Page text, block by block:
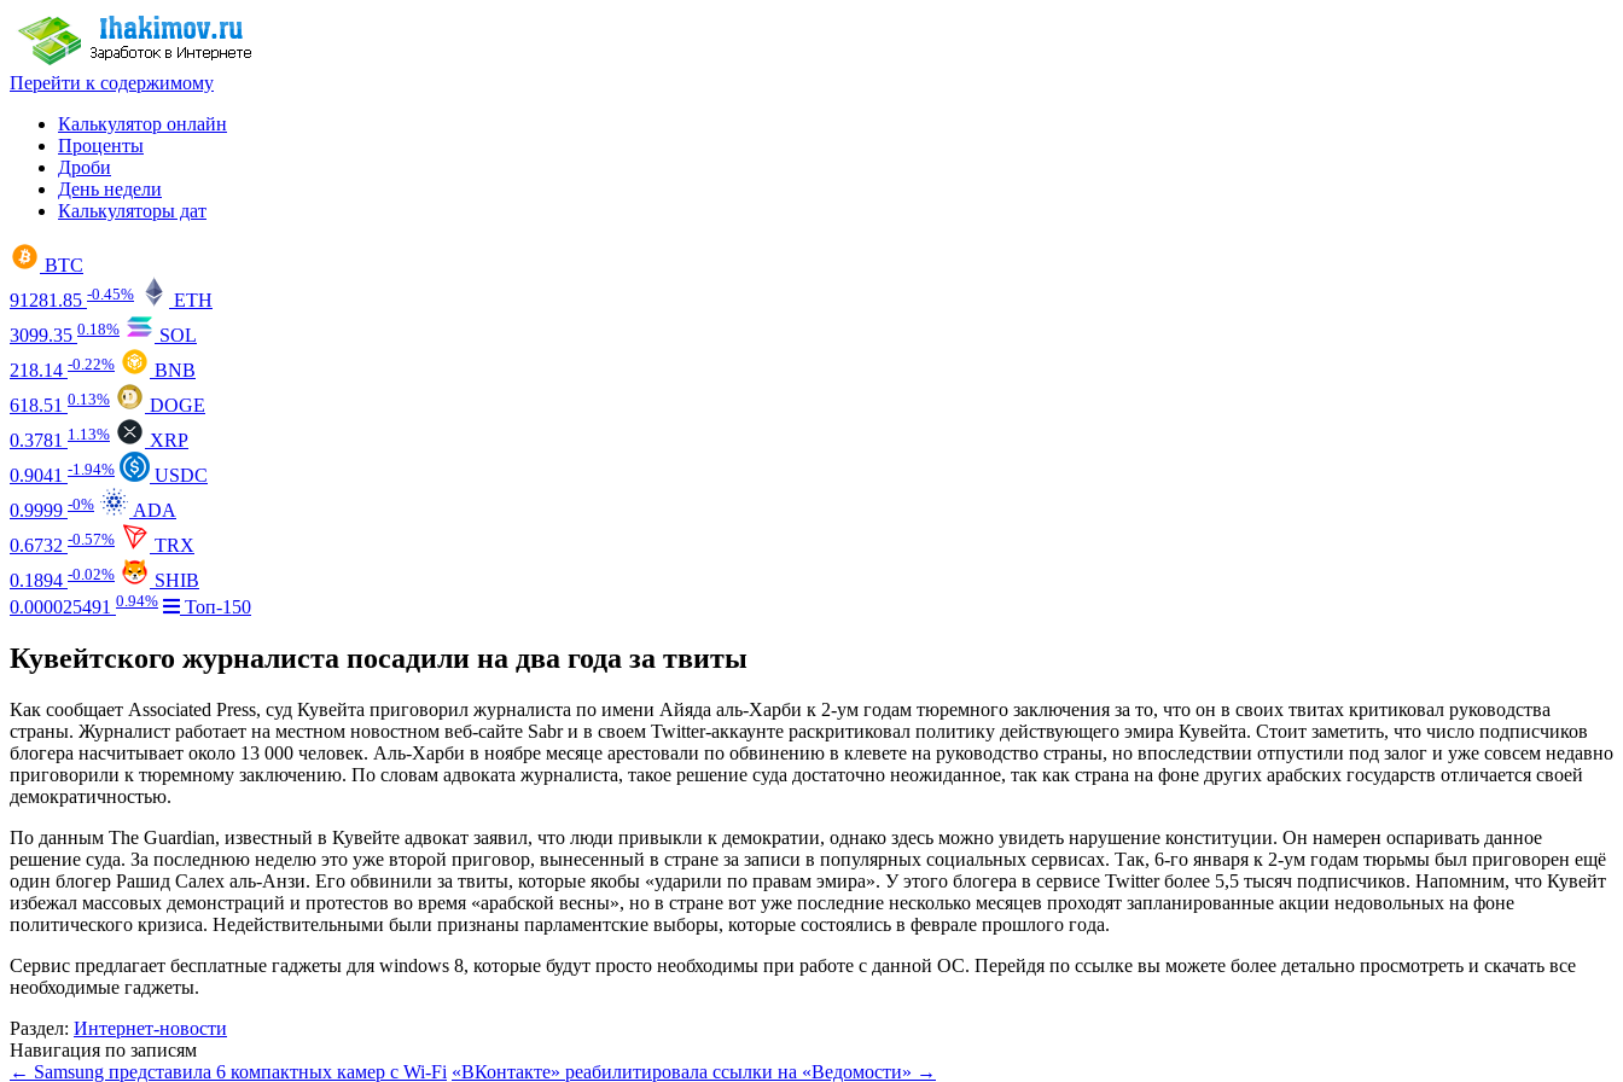
Перейти к содержимому
Калькулятор онлайн
Проценты
Дроби
День недели
Калькуляторы дат
BTC
91281.85 -0.45%
ETH
3099.35 0.18%
SOL
218.14 -0.22%
BNB
618.51 0.13%
DOGE
0.3781 1.13%
XRP
0.9041 -1.94%
USDC
0.9999 -0%
ADA
0.6732 -0.57%
TRX
0.1894 -0.02%
SHIB
0.000025491 0.94% Топ-150
Кувейтского журналиста посадили на два года за твиты
Как сообщает Associated Press, суд Кувейта приговорил журналиста по имени Айяда аль-Харби к 2-ум годам тюремного заключения за то, что он в своих твитах критиковал руководства
страны. Журналист работает на местном новостном веб-сайте Sabr и в своем Twitter-аккаунте раскритиковал политику действующего эмира Кувейта. Стоит заметить, что число подписчиков
блогера насчитывает около 13 000 человек. Аль-Харби в ноябре месяце арестовали по обвинению в клевете на руководство страны, но впоследствии отпустили под залог и уже совсем недавно
приговорили к тюремному заключению. По словам адвоката журналиста, такое решение суда достаточно неожиданное, так как страна на фоне других арабских государств отличается своей
демократичностью.
По данным The Guardian, известный в Кувейте адвокат заявил, что люди привыкли к демократии, однако здесь можно увидеть нарушение конституции. Он намерен оспаривать данное
решение суда. За последнюю неделю это уже второй приговор, вынесенный в стране за записи в популярных социальных сервисах. Так, 6-го января к 2-ум годам тюрьмы был приговорен ещё
один блогер Рашид Салех аль-Анзи. Его обвинили за твиты, которые якобы «ударили по правам эмира». У этого блогера в сервисе Twitter более 5,5 тысяч подписчиков. Напомним, что Кувейт
избежал массовых демонстраций и протестов во время «арабской весны», но в стране вот уже последние несколько месяцев проходят запланированные акции недовольных на фоне
политического кризиса. Недействительными были признаны парламентские выборы, которые состоялись в феврале прошлого года.
Сервис предлагает бесплатные гаджеты для windows 8, которые будут просто необходимы при работе с данной ОС. Перейдя по ссылке вы можете более детально просмотреть и скачать все
необходимые гаджеты.
Раздел: Интернет-новости
Навигация по записям
← Samsung представила 6 компактных камер с Wi-Fi «ВКонтакте» реабилитировала ссылки на «Ведомости» →